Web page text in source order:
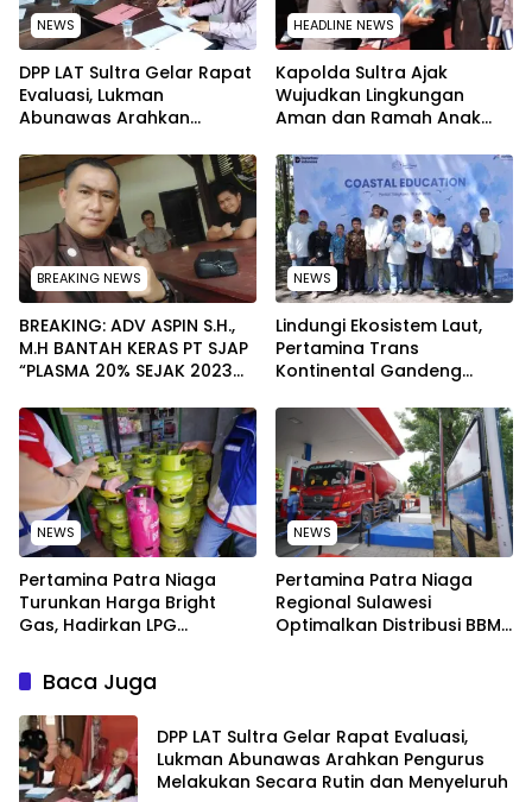
NEWS
‎DPP LAT Sultra Gelar Rapat
Evaluasi, Lukman
Abunawas Arahkan
Secara Rutin dan
Menyeluruh
HEADLINE NEWS
Kapolda Sultra Ajak
Wujudkan Lingkungan
Aman dan Ramah Anak
Nasional 2026
BREAKING NEWS
BREAKING: ADV ASPIN S.H.,
M.H BANTAH KERAS PT SJAP
“PLASMA 20% SEJAK 2023
WARGA WAWOONE!
NEWS
Lindungi Ekosistem Laut,
Pertamina Trans
Kontinental Gandeng
Kebersihan Pantai di
Bitung, Sulawesi
NEWS
Pertamina Patra Niaga
Turunkan Harga Bright
Gas, Hadirkan LPG
Lebih Kompetitif
NEWS
Pertamina Patra Niaga
Regional Sulawesi
Optimalkan Distribusi BBM
Baca Juga
‎DPP LAT Sultra Gelar Rapat Evaluasi,
Lukman Abunawas Arahkan Pengurus
Melakukan Secara Rutin dan Menyeluruh